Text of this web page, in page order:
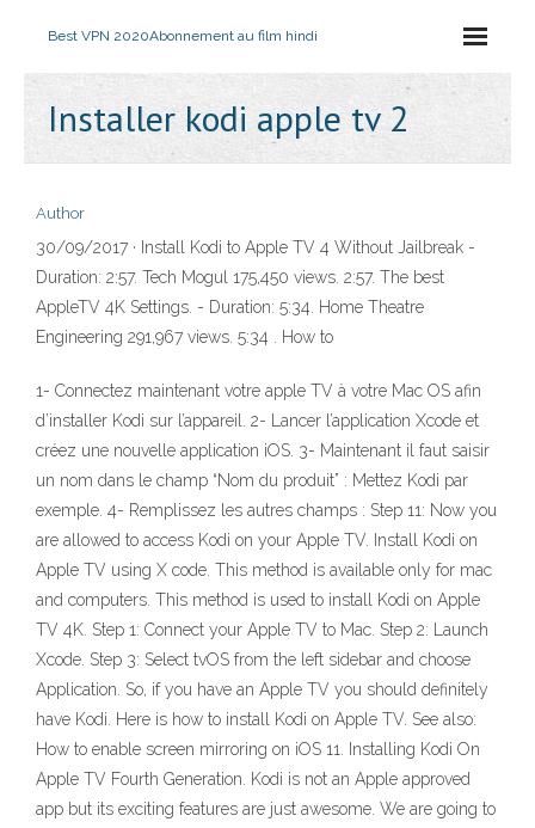
Best VPN 2020Abonnement au film hindi
Installer kodi apple tv 2
Author
30/09/2017 · Install Kodi to Apple TV 4 Without Jailbreak -
Duration: 2:57. Tech Mogul 175,450 views. 2:57. The best
AppleTV 4K Settings. - Duration: 5:34. Home Theatre
Engineering 291,967 views. 5:34 . How to
1- Connectez maintenant votre apple TV à votre Mac OS afin
d’installer Kodi sur l’appareil. 2- Lancer l’application Xcode et
créez une nouvelle application iOS. 3- Maintenant il faut saisir
un nom dans le champ “Nom du produit” : Mettez Kodi par
exemple. 4- Remplissez les autres champs : Step 11: Now you
are allowed to access Kodi on your Apple TV. Install Kodi on
Apple TV using X code. This method is available only for mac
and computers. This method is used to install Kodi on Apple
TV 4K. Step 1: Connect your Apple TV to Mac. Step 2: Launch
Xcode. Step 3: Select tvOS from the left sidebar and choose
Application. So, if you have an Apple TV you should definitely
have Kodi. Here is how to install Kodi on Apple TV. See also:
How to enable screen mirroring on iOS 11. Installing Kodi On
Apple TV Fourth Generation. Kodi is not an Apple approved
app but its exciting features are just awesome. We are going to